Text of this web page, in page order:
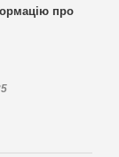
про